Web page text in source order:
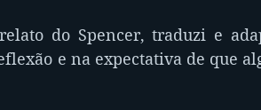
do Spencer, traduzi e
e na expectativa de que